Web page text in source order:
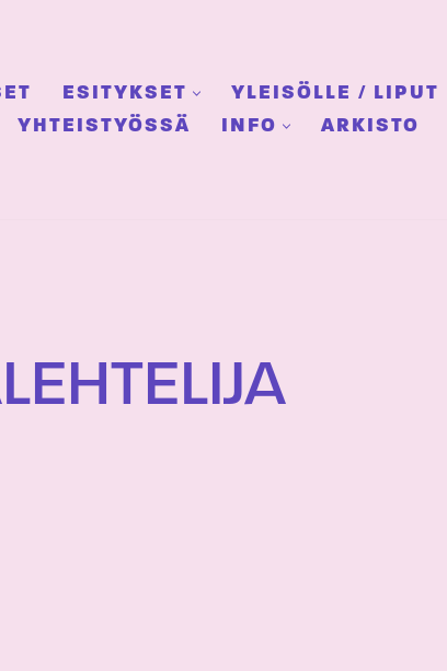
ESITYKSET
YLEISÖLLE / LIPUT
YHTEISTYÖSSÄ INFO ARKISTO